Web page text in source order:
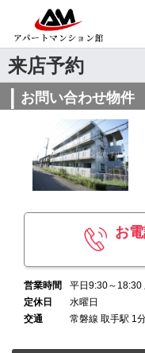
来店予約
お問い合わせ物件
お
営業時間
平日9:30～18:30
定休日
水曜日
交通
常磐線 取手駅 1